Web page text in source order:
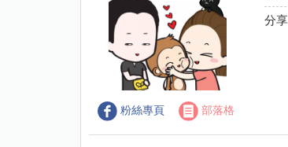
粉絲專頁 部落格
分